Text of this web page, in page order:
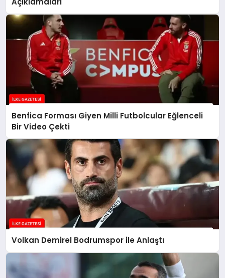
Benfica Forması Giyen Milli Futbolcular Eğlenceli
Bir Video Çekti
Volkan Demirel Bodrumspor ile Anlaştı